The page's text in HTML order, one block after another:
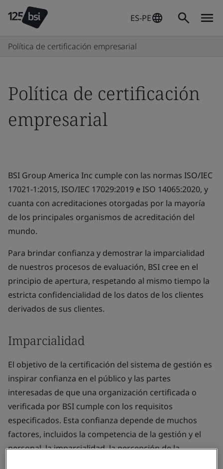
ES-PE
Política de certificación empresarial
Política de certificación
empresarial
BSI Group America Inc cumple con las normas ISO/IEC
17021-1:2015, ISO/IEC 17029:2019 e ISO 14065:2020, y
cuanta con acreditaciones otorgadas por la mayoría
de los principales organismos de acreditación del
mundo.
Para brindar confianza y demostrar la imparcialidad
de nuestros procesos de evaluación, BSI cree en el
principio de apertura, respetando al mismo tiempo la
estricta confidencialidad de los datos de los clientes
derivados de sus clientes.
Imparcialidad
El objetivo de la certificación del sistema de gestión es
inspirar confianza en el público y las partes
interesadas de que una organización certificada o
verificada por BSI cumple con los requisitos
especificados. Esta confianza depende de muchos
factores, incluidos la competencia de la gestión y el
personal, la imparcialidad, la percepción de la